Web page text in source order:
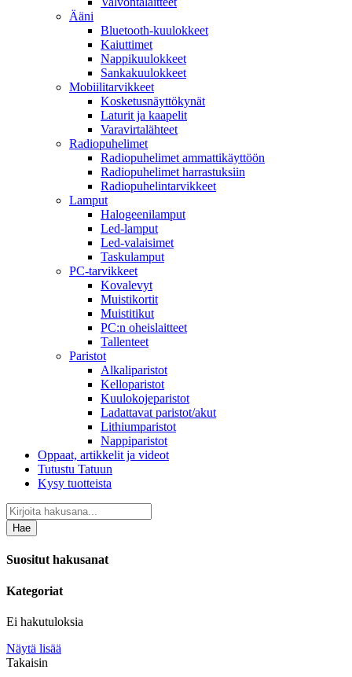
Ääni
Bluetooth-kuulokkeet
Kaiuttimet
Nappikuulokkeet
Sankakuulokkeet
Mobiilitarvikkeet
Kosketusnäyttökynät
Laturit ja kaapelit
Varavirtalähteet
Radiopuhelimet
Radiopuhelimet ammattikäyttöön
Radiopuhelimet harrastuksiin
Radiopuhelintarvikkeet
Lamput
Halogeenilamput
Led-lamput
Led-valaisimet
Taskulamput
PC-tarvikkeet
Kovalevyt
Muistikortit
Muistitikut
PC:n oheislaitteet
Tallenteet
Paristot
Alkaliparistot
Kelloparistot
Kuulokojeparistot
Ladattavat paristot/akut
Lithiumparistot
Nappiparistot
Oppaat, artikkelit ja videot
Tutustu Tatuun
Kysy tuotteista
Hae
Suositut hakusanat
Kategoriat
Ei hakutuloksia
Näytä lisää
Takaisin